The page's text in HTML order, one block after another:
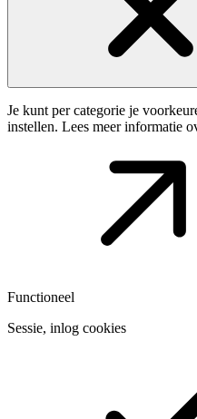
Je kunt per categorie je
instellen. Lees meer informatie
Functioneel
Sessie, inlog cookies